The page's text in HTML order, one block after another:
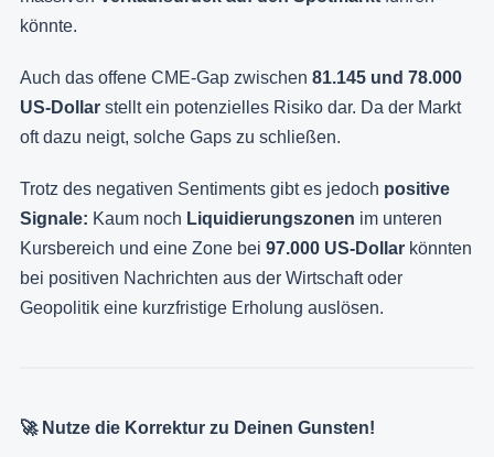
könnte.
Auch das offene CME-Gap zwischen 81.145 und 78.000
US-Dollar stellt ein potenzielles Risiko dar. Da der Markt
oft dazu neigt, solche Gaps zu schließen.
Trotz des negativen Sentiments gibt es jedoch positive
Signale: Kaum noch Liquidierungszonen im unteren
Kursbereich und eine Zone bei 97.000 US-Dollar könnten
bei positiven Nachrichten aus der Wirtschaft oder
Geopolitik eine kurzfristige Erholung auslösen.
🚀 Nutze die Korrektur zu Deinen Gunsten!